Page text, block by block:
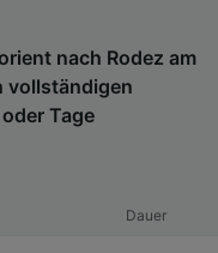
nach Rodez am
vollständigen
Tage
Dauer